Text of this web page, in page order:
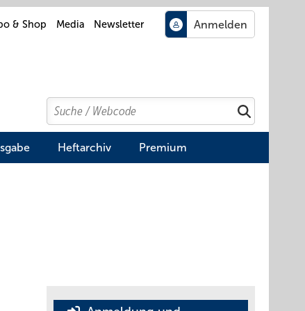
& Shop Media Newsletter
Search
Suchen
Heftarchiv Premium